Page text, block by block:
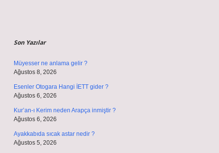
Son Yazılar
Müyesser ne anlama gelir ?
Ağustos 8, 2026
Esenler Otogara Hangi İETT gider ?
Ağustos 6, 2026
Kur’an-ı Kerim neden Arapça inmiştir ?
Ağustos 6, 2026
Ayakkabıda sıcak astar nedir ?
Ağustos 5, 2026